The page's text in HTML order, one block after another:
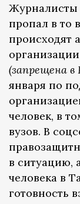
Журналисты
пропал в то
происходят
(запрещена
января по
человек, в
вузов. В
в ситуацию,
человека в
готовность